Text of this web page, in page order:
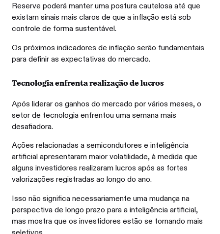
Reserve poderá manter uma postura cautelosa até que
existam sinais mais claros de que a inflação está sob
controle de forma sustentável.
Os próximos indicadores de inflação serão fundamentais
para definir as expectativas do mercado.
Tecnologia enfrenta realização de lucros
Após liderar os ganhos do mercado por vários meses, o
setor de tecnologia enfrentou uma semana mais
desafiadora.
Ações relacionadas a semicondutores e inteligência
artificial apresentaram maior volatilidade, à medida que
alguns investidores realizaram lucros após as fortes
valorizações registradas ao longo do ano.
Isso não significa necessariamente uma mudança na
perspectiva de longo prazo para a inteligência artificial,
mas mostra que os investidores estão se tornando mais